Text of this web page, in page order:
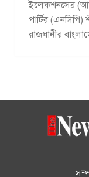
ইলেকশনসের
পার্টির (এনসিপি)
রাজধানীর